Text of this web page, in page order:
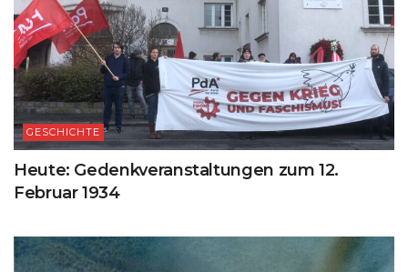
GESCHICHTE
Heute: Gedenkveranstaltungen zum 12.
Februar 1934